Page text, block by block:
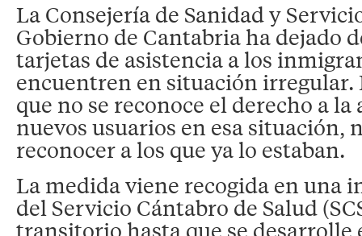
La Consejería de Sanidad y
Gobierno de Cantabria ha dejado
tarjetas de asistencia a los
encuentren en situación irregular.
que no se reconoce el derecho a la
nuevos usuarios en esa situación,
reconocer a los que ya lo estaban.
La medida viene recogida en una
del Servicio Cántabro de Salud
transitorio hasta que se desarrolle